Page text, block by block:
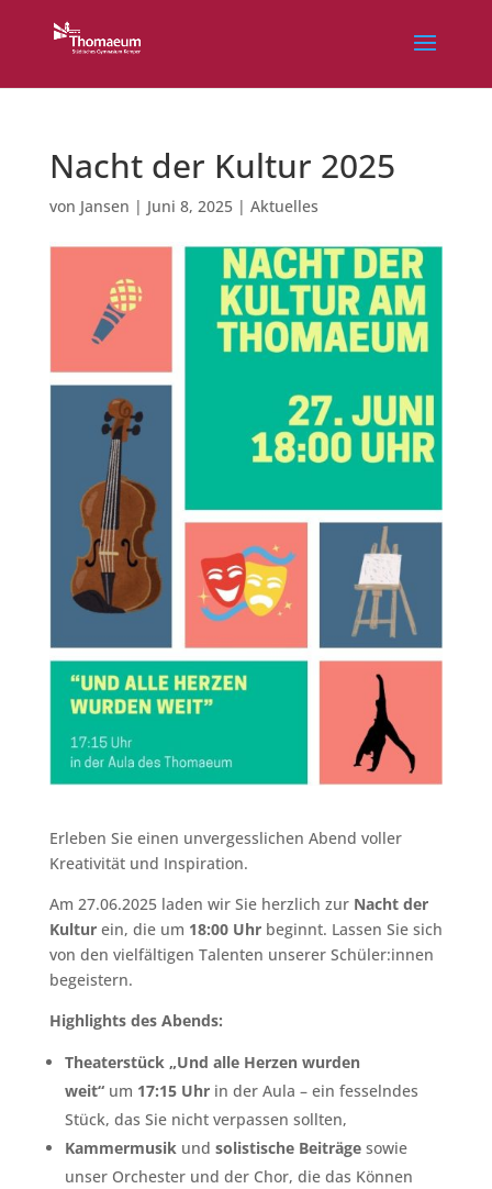
Nacht der Kultur 2025
von Jansen | Juni 8, 2025| Aktuelles
Erleben Sie einen unvergesslichen Abend voller
Kreativität und Inspiration.
Am 27.06.2025 laden wir Sie herzlich zur Nacht der
Kulturein, die um 18:00 Uhrbeginnt. Lassen Sie sich
von den vielfältigen Talenten unserer Schüler:innen
begeistern.
Highlights des Abends:
Theaterstück „Und alle Herzen wurden
weit“um 17:15 Uhrin der Aula – ein fesselndes
Stück, das Sie nicht verpassen sollten,
Kammermusikund solistische Beiträge sowie
unser Orchester und der Chor, die das Können